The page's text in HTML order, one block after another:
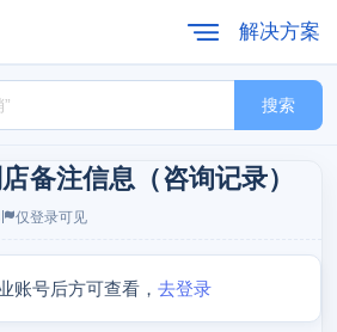
解决方案
搜索
备注信息（咨询记录）
仅登录可见
账号后方可查看， 去登录